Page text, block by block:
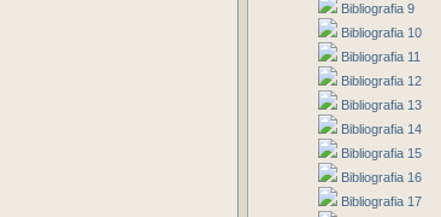
Bibliografia 9
Bibliografia 10
Bibliografia 11
Bibliografia 12
Bibliografia 13
Bibliografia 14
Bibliografia 15
Bibliografia 16
Bibliografia 17